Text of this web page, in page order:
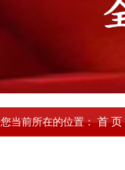
您当前所在的位置：首 页